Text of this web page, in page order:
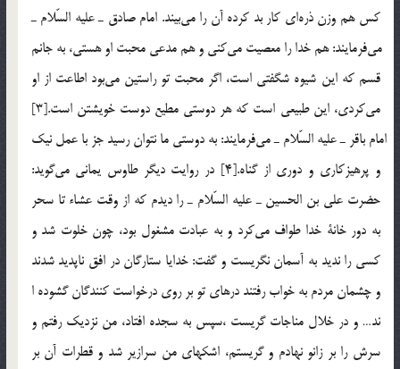
كس هم وزن ذره‎اي كار بد كرده آن را مي‎بيند. امام صادق ـ عليه السّلام ـ
مي‎فرمايند: هم خدا را معصيت مي‎كني و هم مدعي محبت او هستي، به جانم
قسم كه اين شيوه شگفتي است، اگر محبت تو راستين مي‎بود اطاعت از او
مي‎كردي، اين طبيعي است كه هر دوستي مطيع دوست خويشتن است.[3]
امام باقر ـ عليه السّلام ـ مي‎فرمايند: به دوستي ما نتوان رسيد جز با عمل نيك
و پرهيزكاري و دوري از گناه.[4] در روايت ديگر طاوس يماني مي‎گويد:
حضرت علي بن الحسين ـ عليه السّلام ـ را ديدم كه از وقت عشاء تا سحر
به دور خانة خدا طواف مي‎كرد و به عبادت مشغول بود، چون خلوت شد و
كسي را نديد به آسمان نگريست و گفت: خدايا ستارگان در افق ناپديد شدند
و چشمان مردم به خواب رفتند درهاي تو بر روي درخواست كنندگان گشوده ا
ند… و در خلال مناجات گريست ،سپس به سجده افتاد، من نزديك رفتم و
سرش را بر زانو نهادم و گريستم، اشكهاي من سرازير شد و قطرات آن بر